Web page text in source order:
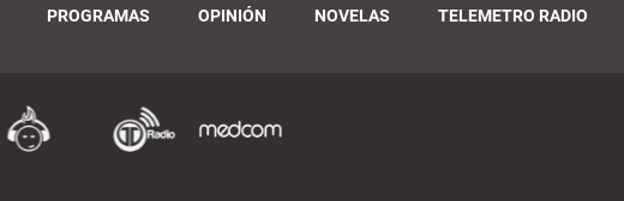
PROGRAMAS OPINIÓN NOVELAS TELEMETRO RADIO